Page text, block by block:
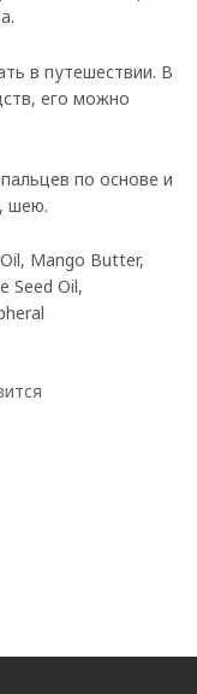
в путешествии. В
его можно
по основе и
шею.
Mango Butter,
Seed Oil,